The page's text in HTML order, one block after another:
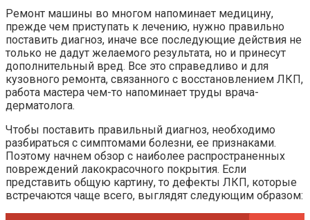
Ремонт машины во многом напоминает медицину,
прежде чем приступать к лечению, нужно правильно
поставить диагноз, иначе все последующие действия не
только не дадут желаемого результата, но и принесут
дополнительный вред. Все это справедливо и для
кузовного ремонта, связанного с восстановлением ЛКП,
работа мастера чем-то напоминает труды врача-
дерматолога.
Чтобы поставить правильный диагноз, необходимо
разбираться с симптомами болезни, ее признаками.
Поэтому начнем обзор с наиболее распространенных
повреждений лакокрасочного покрытия. Если
представить общую картину, то дефекты ЛКП, которые
встречаются чаще всего, выглядят следующим образом: